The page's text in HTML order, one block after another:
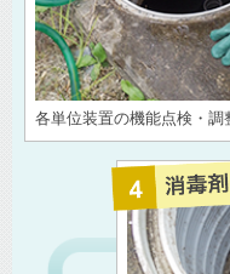
各単位装置の機能点検・調